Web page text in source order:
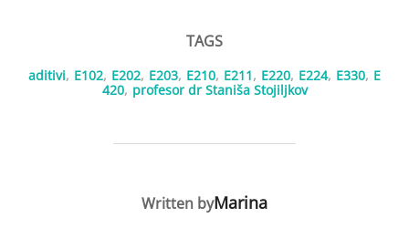
TAGS
aditivi, E102, E202, E203, E210, E211, E220, E224, E330, E
420, profesor dr Staniša Stojiljkov
POST AUTHOR
Written byMarina